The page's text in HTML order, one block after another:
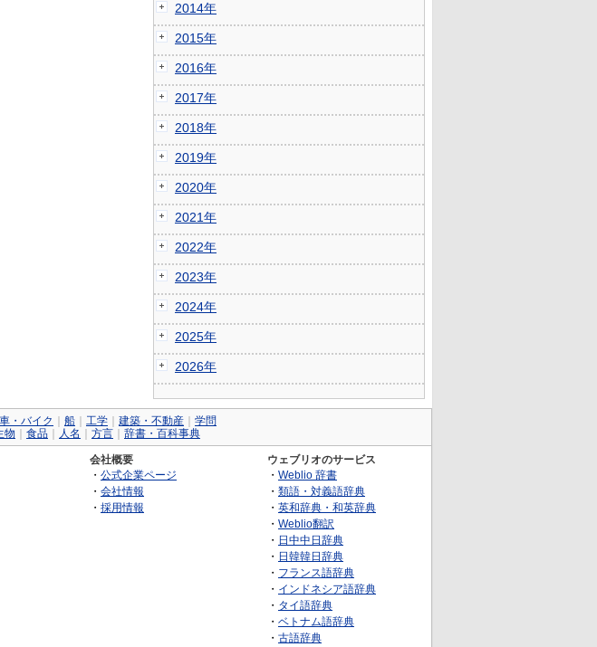
2014年
2015年
2016年
2017年
2018年
2019年
2020年
2021年
2022年
2023年
2024年
2025年
2026年
・バイク 船 工学 建築・不動産
学問
物 食品 人名 方言 辞書・百科事典
会社概要
・ 公式企業ページ
・ 会社情報
・ 採用情報
ウェブリオのサービス
・ Weblio 辞書
・ 類語・対義語辞典
・ 英和辞典・和英辞典
・ Weblio翻訳
・ 日中中日辞典
・ 日韓韓日辞典
・ フランス語辞典
・ インドネシア語辞典
・ タイ語辞典
・ ベトナム語辞典
・ 古語辞典